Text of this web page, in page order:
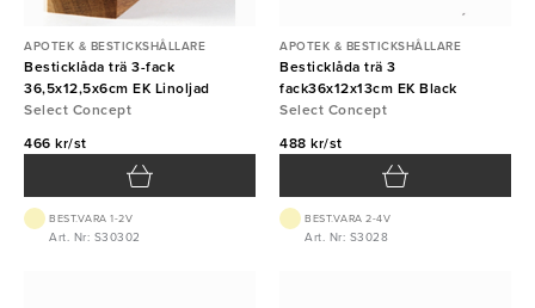
APOTEK & BESTICKSHÅLLARE
Besticklåda trä 3-fack
36,5x12,5x6cm EK Linoljad
Select Concept
466 kr/st
BEST.VARA 1-2V
Art. Nr: S30302
APOTEK & BESTICKSHÅLLARE
Besticklåda trä 3
fack36x12x13cm EK Black
Select Concept
488 kr/st
BEST.VARA 2-4V
Art. Nr: S3028